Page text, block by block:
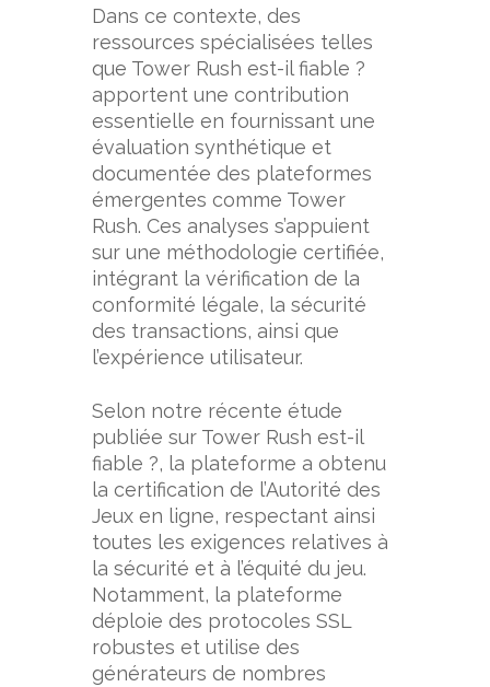
Dans ce contexte, des
ressources spécialisées telles
que Tower Rush est-il fiable ?
apportent une contribution
essentielle en fournissant une
évaluation synthétique et
documentée des plateformes
émergentes comme Tower
Rush. Ces analyses s’appuient
sur une méthodologie certifiée,
intégrant la vérification de la
conformité légale, la sécurité
des transactions, ainsi que
l’expérience utilisateur.
Selon notre récente étude
publiée sur Tower Rush est-il
fiable ?, la plateforme a obtenu
la certification de l’Autorité des
Jeux en ligne, respectant ainsi
toutes les exigences relatives à
la sécurité et à l’équité du jeu.
Notamment, la plateforme
déploie des protocoles SSL
robustes et utilise des
générateurs de nombres